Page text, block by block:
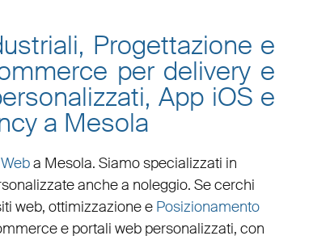
Progettazione e
per delivery e
App iOS e
a Mesola
a Mesola. Siamo specializzati in
anche a noleggio. Se cerchi
web, ottimizzazionee Posizionamento
e portali web personalizzati, con